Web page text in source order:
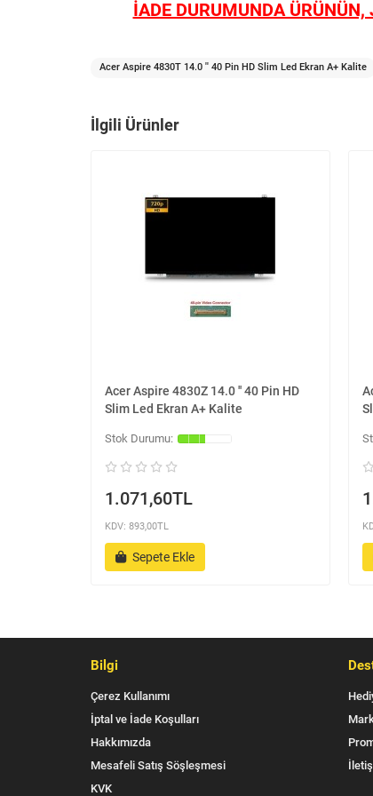
İADE DURUMUNDA
Acer Aspire 4830T 14.0 '' 40 Pin HD Slim Led Ekran A+ Kalite
İlgili Ürünler
Acer Aspire 4830Z 14.0 '' 40 Pin HD
Slim Led Ekran A+ Kalite
1.071,60TL
KDV: 893,00TL
Sepete Ekle
Bilgi
Çerez Kullanımı
İptal ve İade Koşulları
Hakkımızda
Mesafeli Satış Söşleşmesi
KVK